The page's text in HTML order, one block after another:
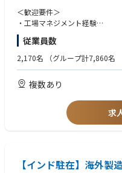
https://www.mmc.co.jp/
事業概要
https://www.mmc.co.jp/
善活動への取り組み
●取引先対応、顧客の監査対応
●⼯場⻑と共に⼯場全体の運営
【OJTトレーニング】
ご入社後は、国内工場(高松工
を予定しております。
り研修期間は異なります。
＜歓迎要件＞
・工場マネジメント経験
・海外勤務(長期出張もしくは駐
・語学力（英語、広東語など）
・赴任先のルールや文化を理解
・海外に長期赴任が可能な方
従業員数
2,170名 （グループ計7,860名
複数あり
求
【インド駐在】海外製